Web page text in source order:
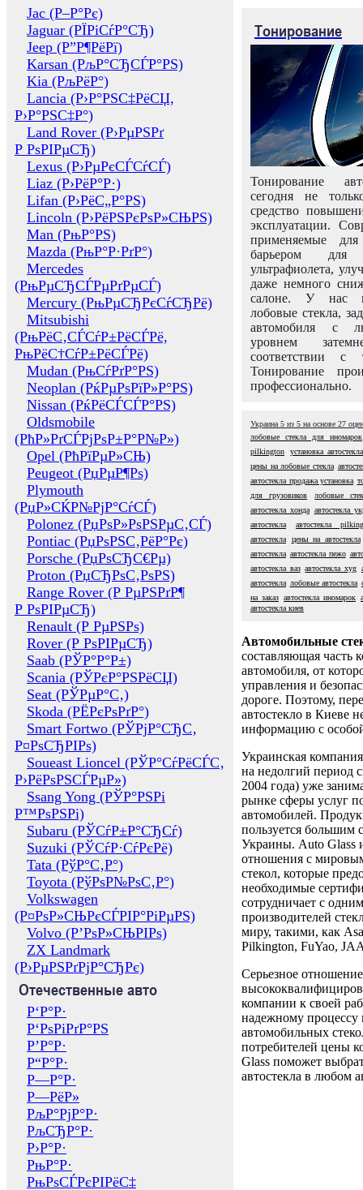
Jac (Р–Р°Рє)
Jaguar (РЇРіСѓР°СЂ)
Jeep (Р”Р¶РёРї)
Karsan (РљР°СЂСЃР°РЅ)
Kia (РљРёР°)
Lancia (Р›Р°РЅС‡РёСЏ,
Р›Р°РЅС‡Р°)
Land Rover (Р›РµРЅРґ
Р РѕРІРµСЂ)
Lexus (Р›РµРєСЃСѓСЃ)
Liaz (Р›РёР°Р·)
Lifan (Р›РёС„Р°РЅ)
Lincoln (Р›РёРЅРєРѕР»СЊРЅ)
Man (РњР°РЅ)
Mazda (РњР°Р·РґР°)
Mercedes
(РњРµСЂСЃРµРґРµСЃ)
Mercury (РњРµСЂРєСѓСЂРё)
Mitsubishi
(РњРёС‚СЃСѓР±РёСЃРё,
РњРёС†СѓР±РёСЃРё)
Mudan (РњСѓРґР°РЅ)
Neoplan (РќРµРѕРїР»Р°РЅ)
Nissan (РќРёСЃСЃР°РЅ)
Oldsmobile
(РћР»РґСЃРјРѕР±Р°Р№Р»)
Opel (РћРїРµР»СЊ)
Peugeot (РџРµР¶Рѕ)
Plymouth
(РџР»СЌР№РјР°СѓСЃ)
Polonez (РџРѕР»РѕРЅРµС‚СЃ)
Pontiac (РџРѕРЅС‚РёР°Рє)
Porsche (РџРѕСЂС€Рµ)
Proton (РџСЂРѕС‚РѕРЅ)
Range Rover (Р РµРЅРґР¶
Р РѕРІРµСЂ)
Renault (Р РµРЅРѕ)
Rover (Р РѕРІРµСЂ)
Saab (РЎР°Р°Р±)
Scania (РЎРєР°РЅРёСЏ)
Seat (РЎРµР°С‚)
Skoda (РЁРєРѕРґР°)
Smart Fortwo (РЎРјР°СЂС‚
Р¤РѕСЂРІРѕ)
Soueast Lioncel (РЎР°СѓРёСЃС‚
Р›РёРѕРЅСЃРµР»)
Ssang Yong (РЎР°РЅРі
Р™РѕРЅРі)
Subaru (РЎСѓР±Р°СЂСѓ)
Suzuki (РЎСѓР·СѓРєРё)
Tata (РўР°С‚Р°)
Toyota (РўРѕР№РѕС‚Р°)
Volkswagen
(Р¤РѕР»СЊРєСЃРІР°РіРµРЅ)
Volvo (Р’РѕР»СЊРІРѕ)
ZX Landmark
(Р›РµРЅРґРјР°СЂРє)
Отечественные авто
Р‘Р°Р·
Р‘РѕРіРґР°РЅ
Р’Р°Р·
Р“Р°Р·
Р—Р°Р·
Р—РёР»
РљР°РјР°Р·
РљСЂР°Р·
Р›Р°Р·
РњР°Р·
РњРѕСЃРєРІРёС‡
Тонирование
Тонирование
сегодня не
средство
эксплуатации.
применяемые
барьером для
ультрафиолета,
даже немного
салоне. У нас
лобовые стекла,
автомобиля с
уровнем
соответствии с
Тонирование
профессионально.
Украина 5 из 5 на основе 27
лобовые стекла для иномарок
pilkington
установка автостекла
цены на лобовые стекла
автостекла продажа установка
для грузовиков
лобовые
автостекла хонда автостекла
автостекла
автостекла
автостекла
цены на автостекла
автостекла автостекла пежо
автостекла ваз автостекла xyg
автостекла лобовые автостекла
на заказ автостекла иномарок
автостекла киев
Автомобильные
составляющая часть
автомобиля, от
управления и
дороге. Поэтому,
автостекло в Киеве
информацию с
Украинская
на недолгий период
2004 года) уже
рынке сферы услуг
автомобилей.
пользуется большим
Украины. Auto Glass
отношения с
стекол, которые
необходимые
сотрудничает с
производителей
миру, такими, как
Pilkington, FuYao,
Серьезное отношение
компании к своей
надежному процессу
автомобильных
потребителей цены
Glass поможет
автостекла в любом